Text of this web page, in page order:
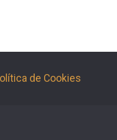
de Cookies